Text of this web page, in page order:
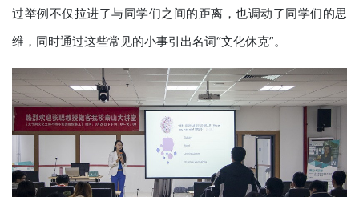
过举例不仅拉进了与同学们之间的距离，也调动了同学们的思
维，同时通过这些常见的小事引出名词“文化休克”。